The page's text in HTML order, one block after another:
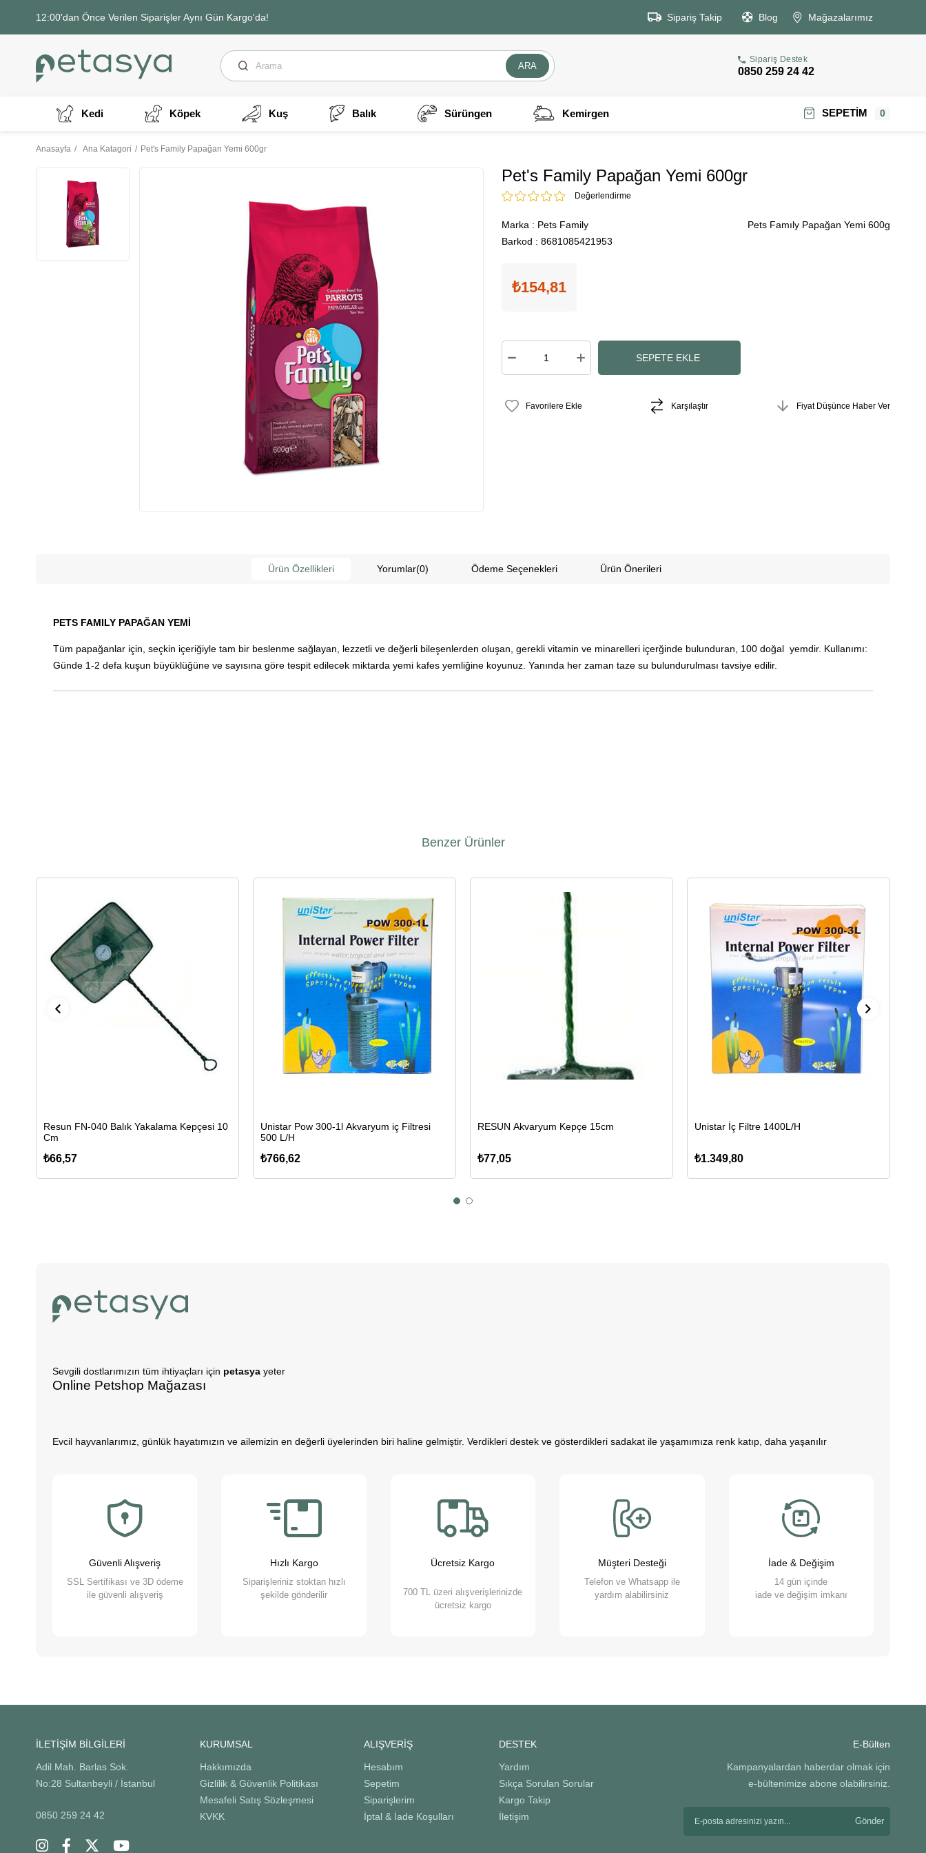
12:00'dan Önce Verilen Siparişler Aynı Gün Kargo'da! Sipariş Takip Blog Mağazalarımız
Sipariş Destek
0850 259 24 42
Kedi Köpek Kuş Balık Sürüngen Kemirgen SEPETIM 0
Anasayfa Ana Katagori Pet's Family Papağan Yemi 600gr
Pet's Family Papağan Yemi 600gr
Değerlendirme
Marka : Pets Family
Barkod : 8681085421953
Pets Famıly Papağan Yemi 600g
₺154,81
Favorilere Ekle Karşılaştır Fiyat Düşünce Haber Ver
Ürün Özellikleri Yorumlar(0) Ödeme Seçenekleri Ürün Önerileri
PETS FAMILY PAPAĞAN YEMİ
Tüm papağanlar için, seçkin içeriğiyle tam bir beslenme sağlayan, lezzetli ve değerli bileşenlerden oluşan, gerekli vitamin ve minarelleri içerğinde bulunduran, 100 doğal yemdir. Kullanımı:
Günde 1-2 defa kuşun büyüklüğüne ve sayısına göre tespit edilecek miktarda yemi kafes yemliğine koyunuz. Yanında her zaman taze su bulundurulması tavsiye edilir.
Benzer Ürünler
Resun FN-040 Balık Yakalama Kepçesi 10
Cm
₺66,57
Unistar Pow 300-1l Akvaryum iç Filtresi
500 L/H
₺766,62
RESUN Akvaryum Kepçe 15cm
₺77,05
Unistar İç Filtre 1400L/H
₺1.349,80
Sevgili dostlarımızın tüm ihtiyaçları için petasya yeter
Online Petshop Mağazası
Evcil hayvanlarımız, günlük hayatımızın ve ailemizin en değerli üyelerinden biri haline gelmiştir. Verdikleri destek ve gösterdikleri sadakat ile yaşamımıza renk katıp, daha yaşanılır
Evcil hayvanlarımız sayesinde daha sağlıklı bir yaşam süreriz; düzenli egzersiz yapmamızı teşvik eder ve hayatımızı daha düzenli hale getirmemize yardımcı olurlar. Bu sevimli
dostlarımızı yakından tanımak ister misiniz?
Pet Asya Online Petshop olarak, evcil hayvanlarımızın bize sağladığı bu değerli katkıların farkındayız ve onlara en iyi şekilde hizmet etmek için çalışıyoruz. Onların ihtiyaçlarını
sağlamaktan gurur duyuyoruz. Bizimle, sevimli dostlarınızın ihtiyaçlarını karşılayabilir ve onların yaşam kalitesini artırabilirsiniz.
Güvenli Alışveriş
SSL Sertifikası ve 3D ödeme
ile güvenli alışveriş
Hızlı Kargo
Siparişleriniz stoktan hızlı
şekilde gönderilir
Ücretsiz Kargo
700 TL üzeri alışverişlerinizde
ücretsiz kargo
Müşteri Desteği
Telefon ve Whatsapp ile
yardım alabilirsiniz
İade & Değişim
14 gün içinde
iade ve değişim imkanı
İLETİŞİM BİLGİLERİ
Adil Mah. Barlas Sok.
No:28 Sultanbeyli / İstanbul
0850 259 24 42
KURUMSAL
Hakkımızda
Gizlilik & Güvenlik Politikası
Mesafeli Satış Sözleşmesi
KVKK
ALIŞVERİŞ
Hesabım
Sepetim
Siparişlerim
İptal & İade Koşulları
DESTEK
Yardım
Sıkça Sorulan Sorular
Kargo Takip
İletişim
E-Bülten
Kampanyalardan haberdar olmak için
e-bültenimize abone olabilirsiniz.
Gönder